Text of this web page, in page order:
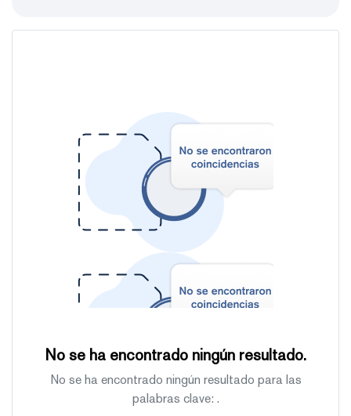
No se ha encontrado ningún resultado.
No se ha encontrado ningún resultado para las
palabras clave: .